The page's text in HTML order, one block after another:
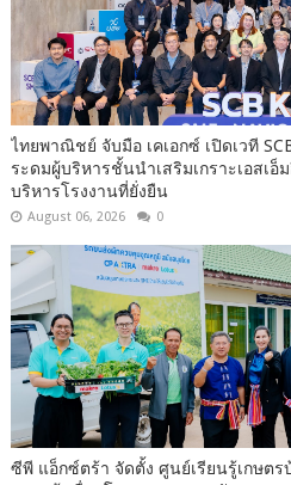
ไทยพาณิชย์ จับมือ เคเอกซ์ เปิดเวที
ระดมผู้บริหารชั้นนำเสริมเกราะเอสเ
บริหารโรงงานที่ยั่งยืน
August 06, 2026 0
ซีพี แอ็กซ์ตร้า จัดตั้ง ศูนย์เรียนรู้เกษต